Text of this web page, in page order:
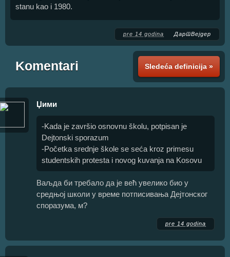
stanu kao i 1980.
pre 14 godina ДартВејдер
Sledeća definicija »
Komentari
Џими
-Kada je završio osnovnu školu, potpisan je
Dejtonski sporazum
-Početka srednje škole se seća kroz primesu
studentskih protesta i novog kuvanja na Kosovu
Ваљда би требало да је већ увелико био у
средњој школи у време потписивања Дејтонског
споразума, м?
pre 14 godina